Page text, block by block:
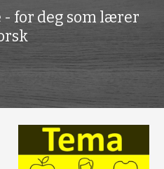
for deg som lærer